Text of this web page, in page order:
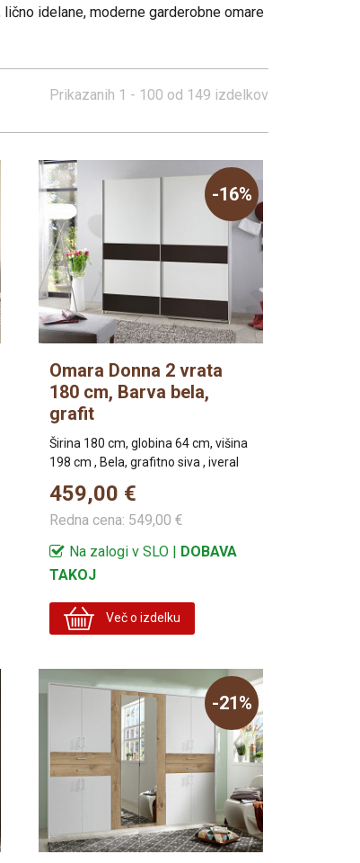
Vitrine
Klubske mize
Vitrine
Počivalniki, enosedi
Tabureji
idelane, moderne garderobne omare
Prikazanih 1 - 100 od 149 izdelkov
-16%
Omara Donna 2 vrata
180 cm, Barva bela,
grafit
Širina 180 cm, globina 64 cm, višina
198 cm , Bela, grafitno siva , iveral
459,00 €
Redna cena: 549,00 €
Na zalogi v SLO | DOBAVA
TAKOJ
Več o izdelku
-21%